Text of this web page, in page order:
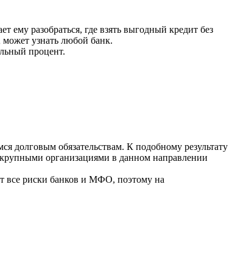
разобраться, где взять выгодный кредит без
узнать любой банк.
процент.
долговым обязательствам. К подобному результату
организациями в данном направлении
все риски банков и МФО, поэтому на